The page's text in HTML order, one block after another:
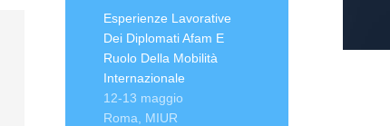
Esperienze Lavorative
Dei Diplomati Afam E
Ruolo Della Mobilità
Internazionale
12-13 maggio
Roma, MIUR